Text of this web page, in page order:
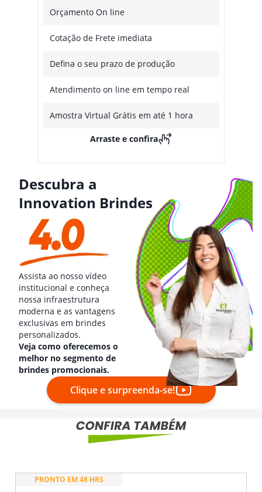
Orçamento On line
Cotação de Frete imediata
Defina o seu prazo de produção
Atendimento on line em tempo real
Amostra Virtual Grátis em até 1 hora
Arraste e confira
Descubra a
Innovation Brindes
Assista ao nosso vídeo
institucional e conheça
nossa infraestrutura
moderna e as vantagens
exclusivas em brindes
personalizados.
Veja como oferecemos o
melhor no segmento de
brindes promocionais.
Clique e surpreenda-se!
PRONTO EM 48 HRS